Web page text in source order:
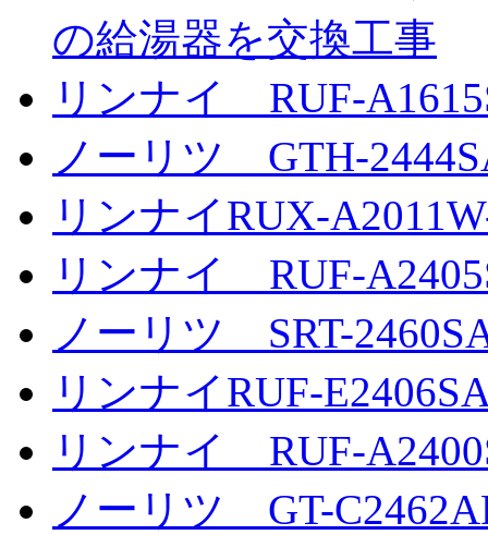
の給湯器を交換工事
リンナイ RUF-
ノーリツ GTH-
リンナイRUX-
リンナイ RUF-
ノーリツ SRT-
リンナイRUF-
リンナイ RUF-
ノーリツ GT-